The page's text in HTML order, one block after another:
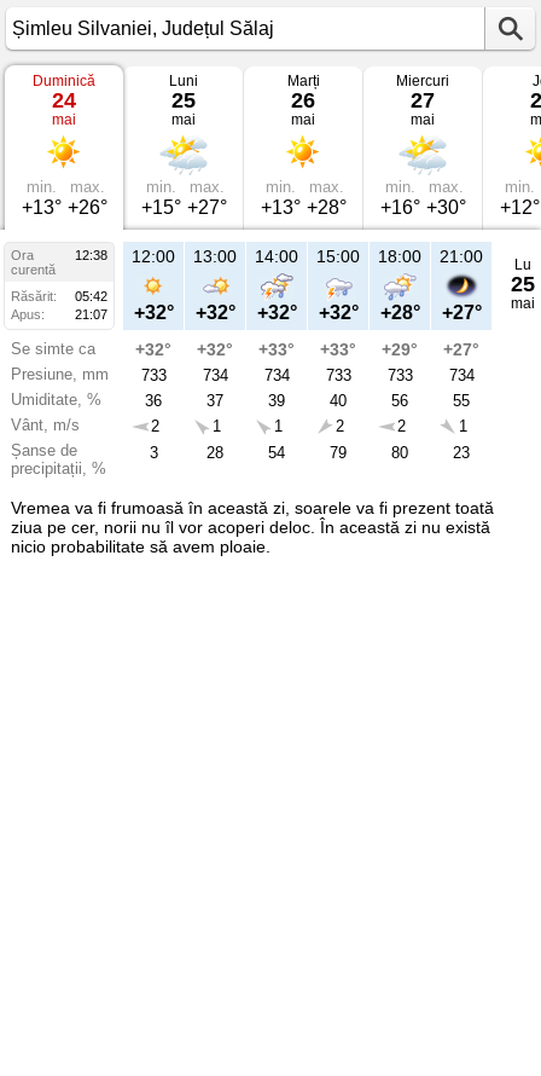
Vremea
Șimleu
Silvaniei
mai
2026
Județul
Duminică
24
mai
min.
+13°
max.
+26°
Luni
25
mai
min.
+15°
max.
+27°
Marți
26
mai
min.
+13°
max.
+28°
Miercuri
27
mai
min.
+16°
max.
+30°
min.
+12°
Ora
12:38
curentă
Răsărit:
05:42
Apus:
21:07
Se simte ca
Presiune, mm
Umiditate, %
Vânt, m/s
Șanse de
precipitații, %
12:00
+32°
+32°
733
36
2
3
13:00
+32°
+32°
734
37
1
28
14:00
+32°
+33°
734
39
1
54
15:00
+32°
+33°
733
40
2
79
18:00
+28°
+29°
733
56
2
80
21:00
+27°
+27°
734
55
1
23
Lu
25
mai
Vremea va fi frumoasă în această zi, soarele va fi prezent toată
ziua pe cer, norii nu îl vor acoperi deloc. În această zi nu există
nicio probabilitate să avem ploaie.